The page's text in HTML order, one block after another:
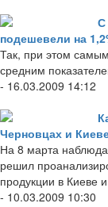
С
подешевели на
Так, при этом
средним
- 16.03.2009 14:12
Черновцах и
На 8 марта
решил
продукции в Киеве
- 10.03.2009 10:30